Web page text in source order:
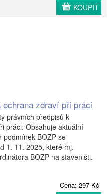
KOUPIT
zdraví při práci
právních předpisů k
práci. Obsahuje aktuální
podmínek BOZP se
1. 11. 2025, které mj.
BOZP na staveništi.
Cena: 297 Kč